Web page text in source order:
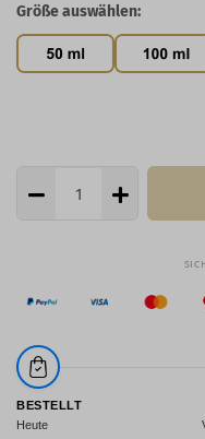
Größe auswählen:
BESTELLT
Heute